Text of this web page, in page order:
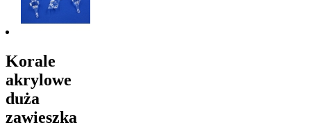
Korale
akrylowe
duża
zawieszka